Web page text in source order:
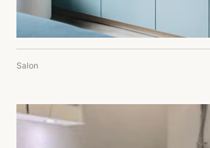
Salon